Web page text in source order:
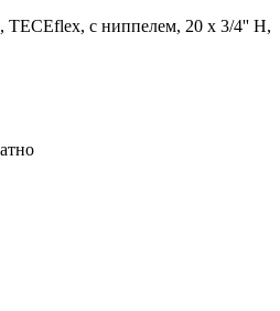
TECEflex, с ниппелем, 20 х 3/4'' Н,